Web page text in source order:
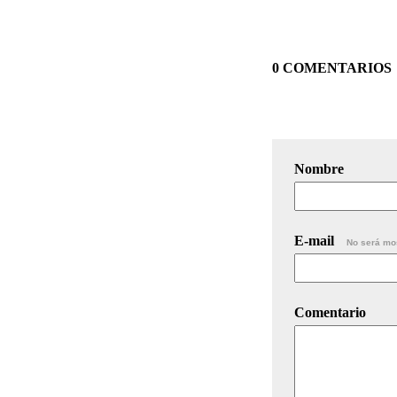
0 COMENTARIOS
Nombre
E-mail No será
Comentario